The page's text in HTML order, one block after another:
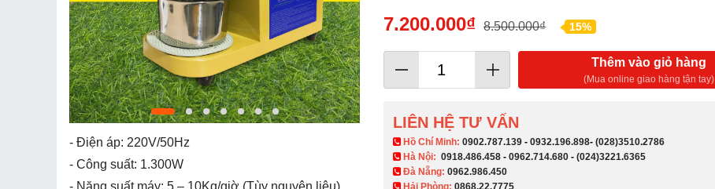
- Điện áp: 220V/50Hz
- Công suất: 1.300W
7.200.000₫ 8.500.000₫ 15%
Thêm vào giỏ hàng
(Mua online giao hàng tận tay)
LIÊN HỆ TƯ VẤN
​ Hồ Chí Minh:0902.787.139 -0932.196.898-(028)3510.2786
Hà Nội:0918.486.458 -0962.714.680 -(024)3221.6365
Đà Nẵng:0962.986.450
Hải Phòng:0868.22.7775